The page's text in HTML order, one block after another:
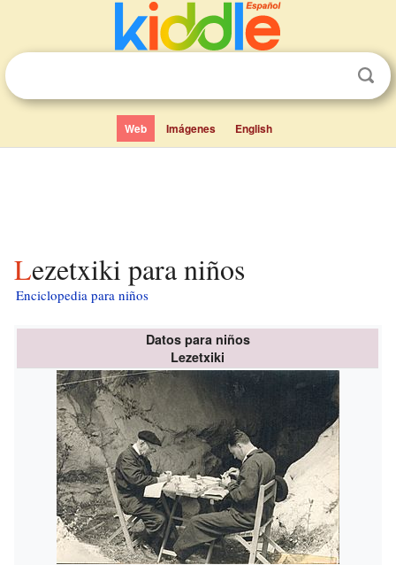
Web Imágenes English
Lezetxiki para niños
Enciclopedia para niños
Datos para niños
Lezetxiki